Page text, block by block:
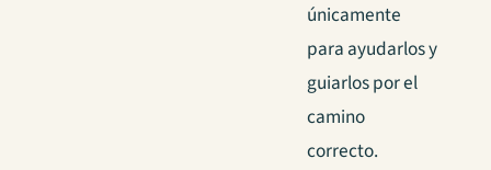
únicamente
para ayudarlos y
guiarlos por el
camino
correcto.